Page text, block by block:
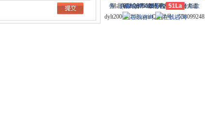
务- 商业合作-服务内容-服务条款
(0714)8765285 电子邮件：
dylt2006@163.com QQ群号：558099248
湖北省大冶市城北开发区新冶大道
备12005698号-1
51La